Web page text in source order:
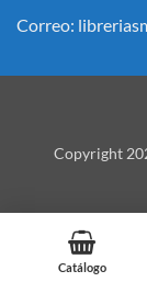
Correo:
Catálogo
Copyright